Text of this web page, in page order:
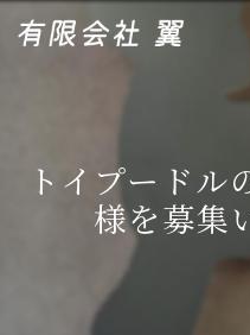
トイプードル
様を募集